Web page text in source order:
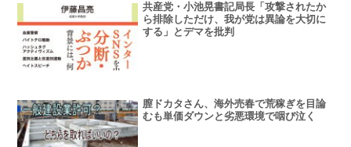
共産党・小池晃書記局長「攻撃されたか
ら排除しただけ、我が党は異論を大切に
する」とデマを批判
膣ドカタさん、海外売春で荒稼ぎを目論
むも単価ダウンと劣悪環境で咽び泣く